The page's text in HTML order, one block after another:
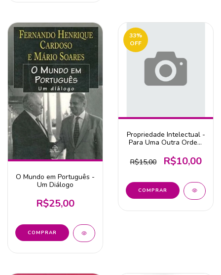
O Mundo em Português -
Um Diálogo
R$25,00
33%
OFF
Propriedade Intelectual -
Para Uma Outra Ordem
R$15,00
R$10,00